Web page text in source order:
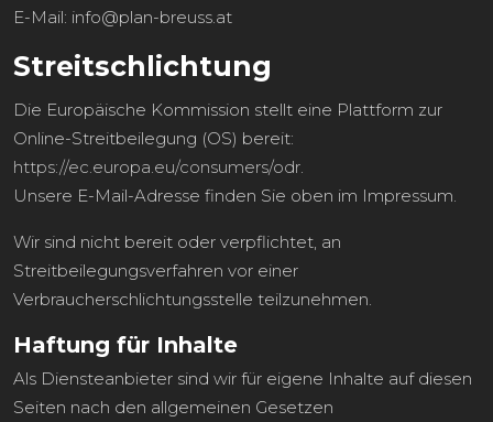
E-Mail: info@plan-breuss.at
Streitschlichtung
Die Europäische Kommission stellt eine Plattform zur
Online-Streitbeilegung (OS) bereit:
https://ec.europa.eu/consumers/odr.
Unsere E-Mail-Adresse finden Sie oben im Impressum.
Wir sind nicht bereit oder verpflichtet, an
Streitbeilegungsverfahren vor einer
Verbraucherschlichtungsstelle teilzunehmen.
Haftung für Inhalte
Als Diensteanbieter sind wir für eigene Inhalte auf diesen
Seiten nach den allgemeinen Gesetzen